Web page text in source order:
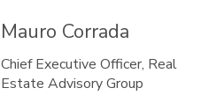
Mauro Corrada
Chief Executive Officer, Real
Estate Advisory Group